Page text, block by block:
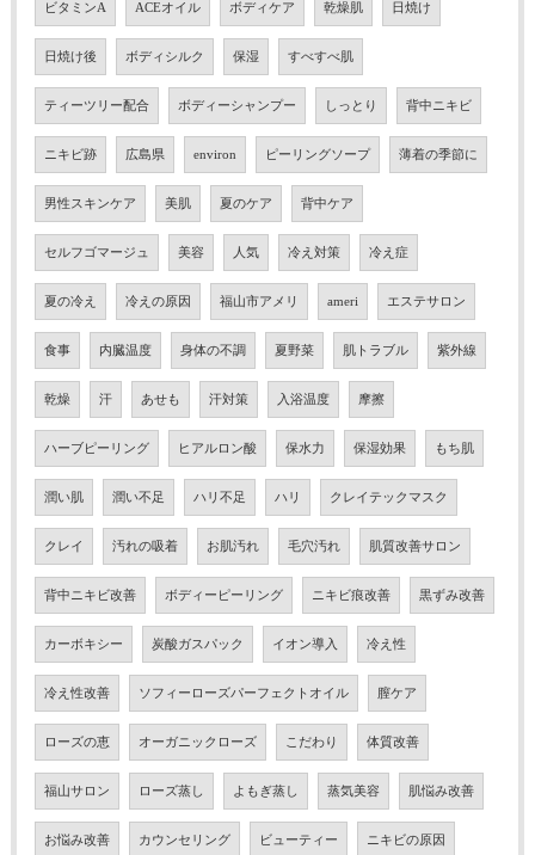
ビタミンA ACEオイル ボディケア 乾燥肌 日焼け
日焼け後 ボディシルク 保湿 すべすべ肌
ティーツリー配合 ボディーシャンプー しっとり 背中ニキビ
ニキビ跡 広島県 environ ピーリングソープ 薄着の季節に
男性スキンケア 美肌 夏のケア 背中ケア
セルフゴマージュ 美容 人気 冷え対策 冷え症
夏の冷え 冷えの原因 福山市アメリ ameri エステサロン
食事 内臓温度 身体の不調 夏野菜 肌トラブル 紫外線
乾燥 汗 あせも 汗対策 入浴温度 摩擦
ハーブピーリング ヒアルロン酸 保水力 保湿効果 もち肌
潤い肌 潤い不足 ハリ不足 ハリ クレイテックマスク
クレイ 汚れの吸着 お肌汚れ 毛穴汚れ 肌質改善サロン
背中ニキビ改善 ボディーピーリング ニキビ痕改善 黒ずみ改善
カーボキシー 炭酸ガスパック イオン導入 冷え性
冷え性改善 ソフィーローズパーフェクトオイル 膣ケア
ローズの恵 オーガニックローズ こだわり 体質改善
福山サロン ローズ蒸し よもぎ蒸し 蒸気美容 肌悩み改善
お悩み改善 カウンセリング ビューティー ニキビの原因